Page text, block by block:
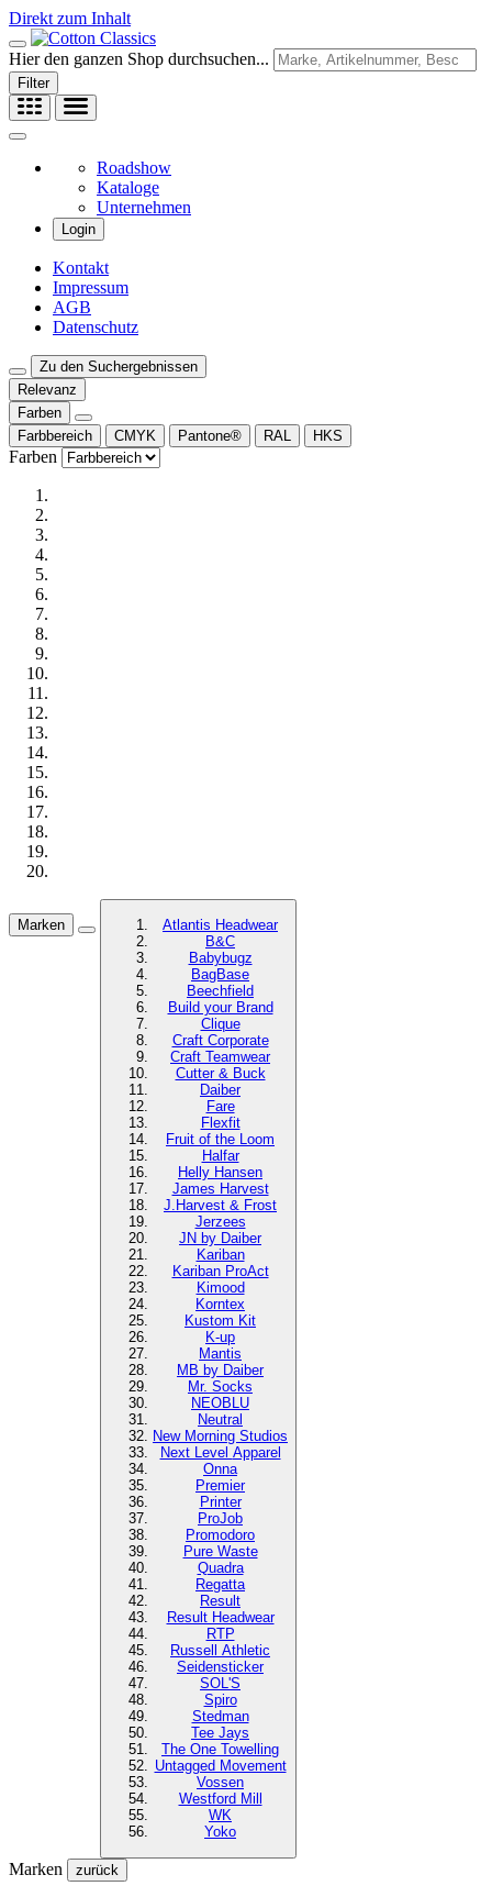
Direkt zum Inhalt
Hier den ganzen Shop durchsuchen...
Filter
Roadshow
Kataloge
Unternehmen
Login
Kontakt
Impressum
AGB
Datenschutz
Zu den Suchergebnissen
Relevanz
Farben
Farbbereich
CMYK Pantone® RAL HKS
Farben
Marken
Atlantis Headwear
B&C
Babybugz
BagBase
Beechfield
Build your Brand
Clique
Craft Corporate
Craft Teamwear
Cutter & Buck
Daiber
Fare
Flexfit
Fruit of the Loom
Halfar
Helly Hansen
James Harvest
J.Harvest & Frost
Jerzees
JN by Daiber
Kariban
Kariban ProAct
Kimood
Korntex
Kustom Kit
K-up
Mantis
MB by Daiber
Mr. Socks
NEOBLU
Neutral
New Morning Studios
Next Level Apparel
Onna
Premier
Printer
ProJob
Promodoro
Pure Waste
Quadra
Regatta
Result
Result Headwear
RTP
Russell Athletic
Seidensticker
SOL'S
Spiro
Stedman
Tee Jays
The One Towelling
Untagged Movement
Vossen
Westford Mill
WK
Yoko
Marken zurück